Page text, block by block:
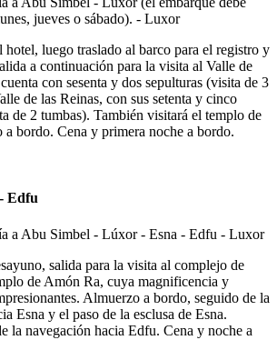
hotel, luego traslado al barco para el registro y
a continuación para la visita al Valle de
con sesenta y dos sepulturas (visita de 3
de las Reinas, con sus setenta y cinco
de 2 tumbas). También visitará el templo de
a bordo. Cena y primera noche a bordo.
Edfu
salida para la visita al complejo de
de Amón Ra, cuya magnificencia y
Almuerzo a bordo, seguido de la
Esna y el paso de la esclusa de Esna.
la navegación hacia Edfu. Cena y noche a